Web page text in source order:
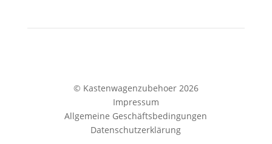
© Kastenwagenzubehoer 2026
Impressum
Allgemeine Geschäftsbedingungen
Datenschutzerklärung